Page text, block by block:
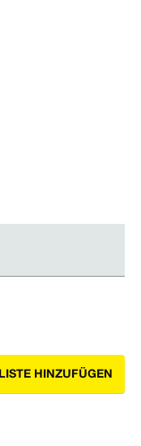
HINZUFÜGEN